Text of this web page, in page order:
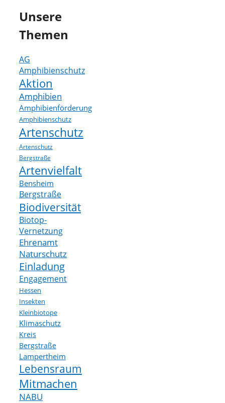
Unsere
Themen
AG
Amphibienschutz
Aktion
Amphibien
Amphibienförderung
Amphibienschutz
Artenschutz
Artenschutz
Bergstraße
Artenvielfalt
Bensheim
Bergstraße
Biodiversität
Biotop-
Vernetzung
Ehrenamt
Naturschutz
Einladung
Engagement
Hessen
Insekten
Kleinbiotope
Klimaschutz
Kreis
Bergstraße
Lampertheim
Lebensraum
Mitmachen
NABU